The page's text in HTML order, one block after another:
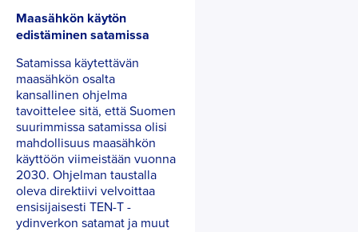
Maasähkön käytön
edistäminen satamissa
Satamissa käytettävän
maasähkön osalta
kansallinen ohjelma
tavoittelee sitä, että Suomen
suurimmissa satamissa olisi
mahdollisuus maasähkön
käyttöön viimeistään vuonna
2030. Ohjelman taustalla
oleva direktiivi velvoittaa
ensisijaisesti TEN-T -
ydinverkon satamat ja muut